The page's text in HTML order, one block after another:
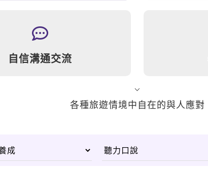
各種旅遊情境中自在的與人應對
自信溝通交流